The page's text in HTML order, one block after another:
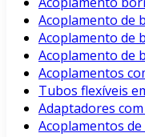
Acoplamento de
Acoplamento de
Acoplamento de
Acoplamentos
Tubos flexíveis
Adaptadores
Acoplamentos